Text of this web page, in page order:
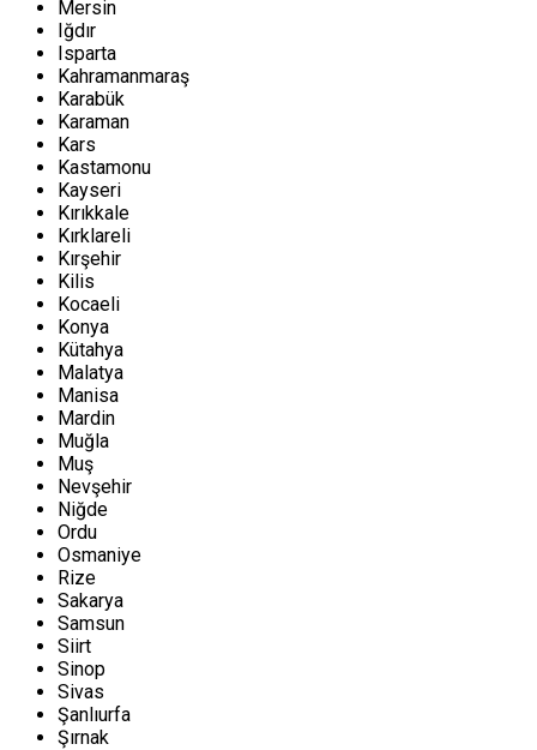
Mersin
Iğdır
Isparta
Kahramanmaraş
Karabük
Karaman
Kars
Kastamonu
Kayseri
Kırıkkale
Kırklareli
Kırşehir
Kilis
Kocaeli
Konya
Kütahya
Malatya
Manisa
Mardin
Muğla
Muş
Nevşehir
Niğde
Ordu
Osmaniye
Rize
Sakarya
Samsun
Siirt
Sinop
Sivas
Şanlıurfa
Şırnak